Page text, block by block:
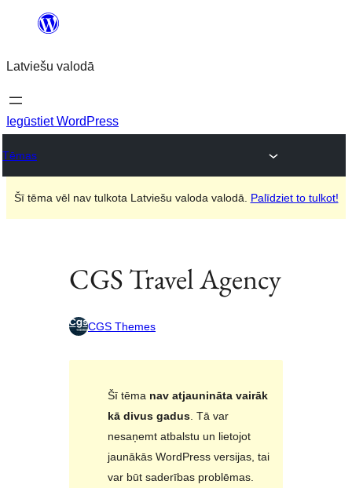
Pāriet
saturu
Latviešu valodā
Iegūstiet WordPress
Tēmas
Šī tēma vēl nav tulkota Latviešu valoda valodā. Palīdziet to tulkot!
CGS Travel Agency
CGS Themes
Šī tēma nav atjaunināta vairāk
kā divus gadus. Tā var
nesaņemt atbalstu un lietojot
jaunākās WordPress versijas, tai
var būt saderības problēmas.